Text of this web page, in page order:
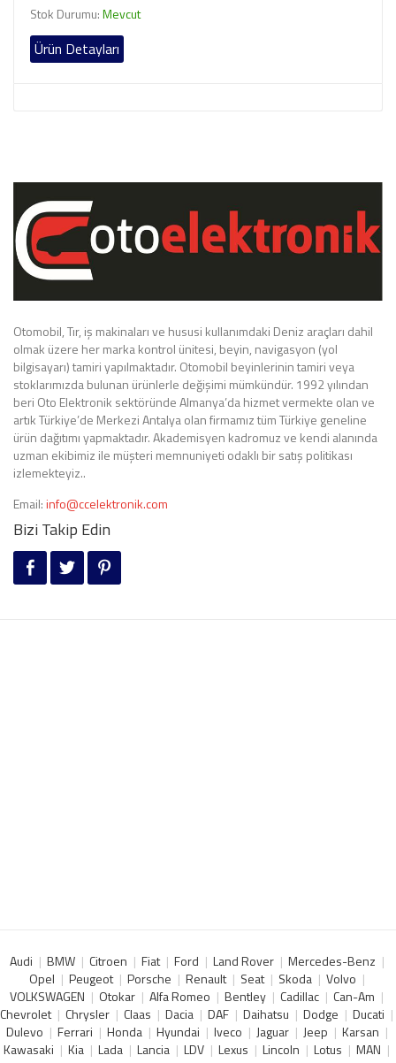
Stok Durumu:Mevcut
Ürün Detayları
Otomobil, Tır, iş makinaları ve hususi kullanımdaki Deniz araçları dahil
olmak üzere her marka kontrol ünitesi, beyin, navigasyon (yol
bilgisayarı) tamiri yapılmaktadır. Otomobil beyinlerinin tamiri veya
stoklarımızda bulunan ürünlerle değişimi mümkündür. 1992 yılından
beri Oto Elektronik sektöründe Almanya’da hizmet vermekte olan ve
artık Türkiye’de Merkezi Antalya olan firmamız tüm Türkiye geneline
ürün dağıtımı yapmaktadır. Akademisyen kadromuz ve kendi alanında
uzman ekibimiz ile müşteri memnuniyeti odaklı bir satış politikası
izlemekteyiz..
Email:info@ccelektronik.com
Bizi Takip Edin
Audi BMW Citroen Fiat Ford Land Rover
Mercedes-Benz
Opel
Peugeot Porsche Renault Seat Skoda
Volvo
VOLKSWAGEN
Otokar Alfa Romeo Bentley Cadillac
Can-Am
Chevrolet
Chrysler Claas Dacia DAF Daihatsu Dodge
Ducati
Dulevo
Ferrari Honda Hyundai Iveco Jaguar Jeep
Karsan
Kawasaki
Kia Lada Lancia LDV Lexus Lincoln Lotus
MAN